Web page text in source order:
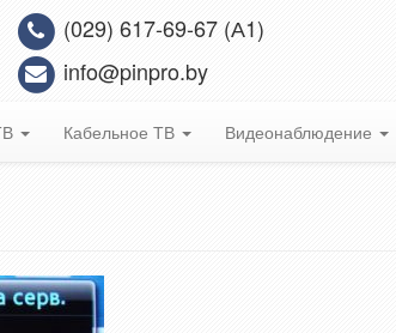
(029) 617-69-67 (А1)
info@pinpro.by
Кабельное ТВ Видеонаблюдение